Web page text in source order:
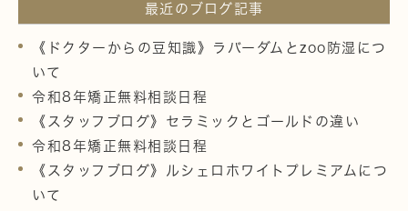
最近のブログ記事
《ドクターからの豆知識》ラバーダムとzoo防湿につ
いて
令和8年矯正無料相談日程
《スタッフブログ》セラミックとゴールドの違い
令和8年矯正無料相談日程
《スタッフブログ》ルシェロホワイトプレミアムにつ
いて